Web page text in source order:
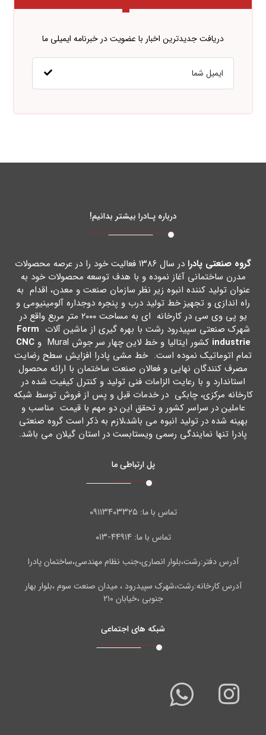
دریافت جدیدترین اخبار با عضویت در خبرنامه ایمیلی ما
درباره پـادرا بیشتر بدانیم!
گروه صنعتی پادرا
در سال ۱۳۸۶ فعالیت خود را در عرصه محصولات
مدرن ساختمانی آغاز نموده و با هدف توسعه محصولات خود به
عنوان تولید کننده انبوه زیر نظر سازمان صنعت و معدن، اقدام به
راه اندازي و تجهیز خط تولید درب و پنجره دوجداره آلومینیومی و
یو پی وي سی در کارخانه اي به مساحت ۲۰۰۰ متر مربع واقع در
شهرك صنعتی سپیدرود رشت با بهره گیري از ماشین آلات Form
industrie کشور ایتالیا و خط لاین چهار سر جوش Mural و
CNC
تمام اتوماتیک نموده است. خط مشی پادرا افزایش سطح رضایت
مصرف کنندگان نهایی و فعالان صنعت ساختمان با ارائه محصول
استاندارد و با رعایت الزامات فنی تولید و کنترل کیفیت شده در
کارخانه مرکزي، چابکی در خدمات قبل و پس از فروش توسط شبکه
عاملین در سراسر کشور و تحقق این دو مهم با قیمت مناسب و
بهینه شده در تولید انبوه می باشد،لازم به ذکر است گروه صنعتی
پادرا تنها نمایندگی رسمی ویستابست در استان گیلان می باشد.
پل ارتباطی ما
تماس با ما:۰۹۱۱۳۴۰۳۳۲۵
تماس با ما: ۴۴۹۱۴-۰۱۳
آدرس دفتر:رشت،بلوار انصاری،جنب نظام مهندسی،ساختمان پادرا
آدرس کارخانه:رشت،شهرک سپیدرود ، میدان صنعت سوم ،بلوار بهار
جنوبی ،خیابان ۲۱۰
شبکه های اجتماعی